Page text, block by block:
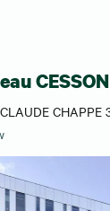
CHAPPE